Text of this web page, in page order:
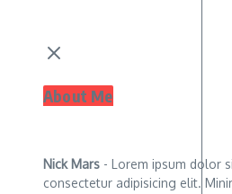
About Me
Nick Mars - Lorem ipsum dolor
consectetur adipisicing elit.